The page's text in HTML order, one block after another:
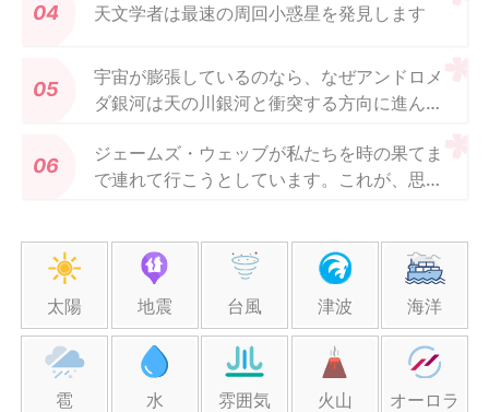
天文学者は最速の周回小惑星を発見します
宇宙が膨張しているのなら、なぜアンドロメ
ダ銀河は天の川銀河と衝突する方向に進んで
ジェームズ・ウェッブが私たちを時の果てま
で連れて行こうとしています。これが、思っ
太陽 地震 台風 津波 海洋
雹 水 雰囲気 火山 オーロラ